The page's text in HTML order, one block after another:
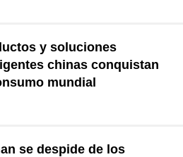
y soluciones
chinas conquistan
mundial
se despide de los